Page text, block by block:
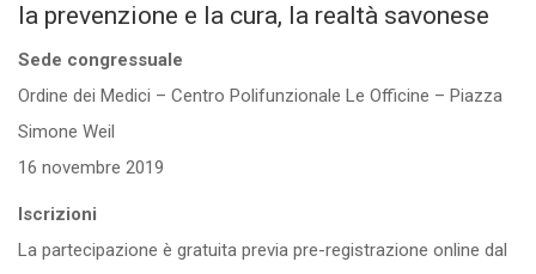
la prevenzione e la cura, la realtà savonese
Sede congressuale
Ordine dei Medici – Centro Polifunzionale Le Officine – Piazza
Simone Weil
16 novembre 2019
Iscrizioni
La partecipazione è gratuita previa pre-registrazione online dal